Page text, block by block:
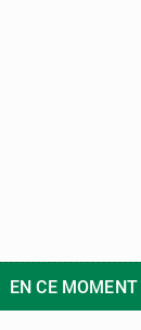
EN CE MOMENT